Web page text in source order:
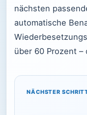
nächsten
automatische
über 60 Prozent
NÄCHSTER